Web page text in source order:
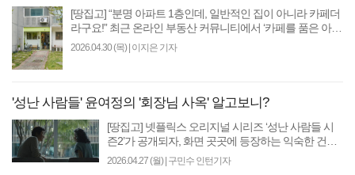
[땅집고] “분명 아파트 1층인데, 일반적인 집이 아니라 카페더
라구요!” 최근 온라인 부동산 커뮤니티에서 ‘카페를 품은 아파
트’를 찍은 사진이 돌면서 화제를 모..
2026.04.30 (목)| 이지은 기자
'성난 사람들' 윤여정의 '회장님 사옥' 알고보니?
[땅집고] 넷플릭스 오리지널 시리즈 ‘성난 사람들 시
즌2’가 공개되자, 화면 곳곳에 등장하는 익숙한 건물
들이 시청자들의 궁금증을 자아내고 있다. “저기 어디
2026.04.27 (월)| 구민수 인턴기자